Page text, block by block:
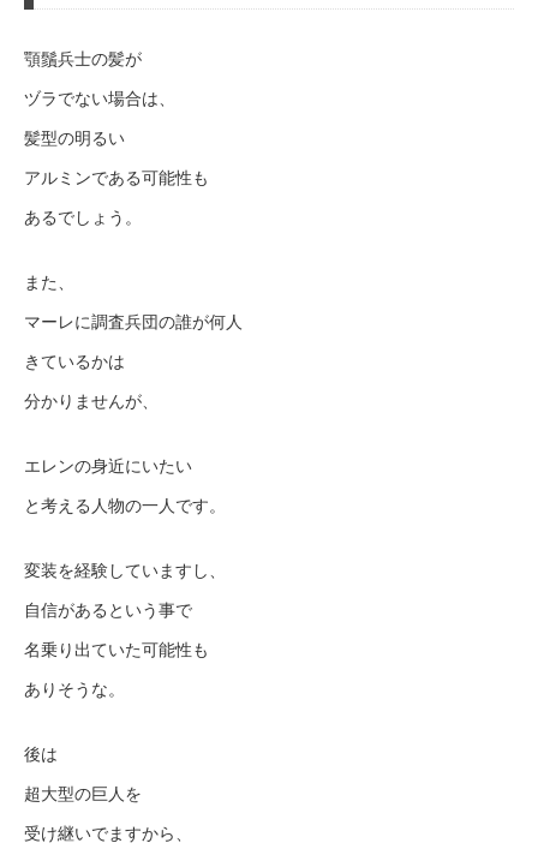
顎鬚兵士の髪が
ヅラでない場合は、
髪型の明るい
アルミンである可能性も
あるでしょう。
また、
マーレに調査兵団の誰が何人
きているかは
分かりませんが、
エレンの身近にいたい
と考える人物の一人です。
変装を経験していますし、
自信があるという事で
名乗り出ていた可能性も
ありそうな。
後は
超大型の巨人を
受け継いでますから、